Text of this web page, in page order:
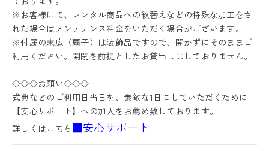
※お客様にて、レンタル商品への紋替えなどの特殊な加工をさ
れた場合はメンテナンス料金をいただく場合がございます。
※付属の末広（扇子）は装飾品ですので、開かずにそのままご
利用ください。開閉を前提としたお貸出しはしておりません。
◇◇◇お願い◇◇◇
式典などのご利用日当日を、素敵な1日にしていただくために
【安心サポート】への加入をお薦め致しております。
詳しくはこちら ■安心サポート